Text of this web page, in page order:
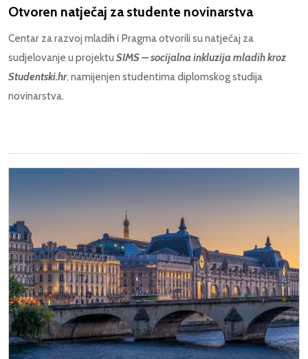
Otvoren natječaj za studente novinarstva
Centar za razvoj mladih i Pragma otvorili su natječaj za
sudjelovanje u projektu SIMS – socijalna inkluzija mladih kroz
Studentski.hr, namijenjen studentima diplomskog studija
novinarstva.